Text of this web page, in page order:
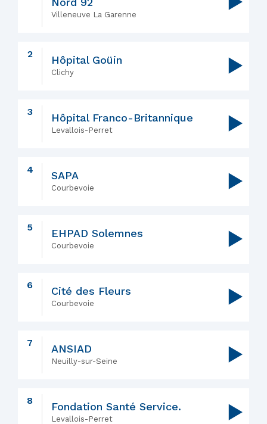
Villeneuve La Garenne
2 Hôpital Goüin
Clichy ▶
3 Hôpital Franco-Britannique
Levallois-Perret ▶
4 SAPA
Courbevoie ▶
5 EHPAD Solemnes
Courbevoie ▶
6 Cité des Fleurs
Courbevoie ▶
7 ANSIAD
Neuilly-sur-Seine ▶
8 Fondation Santé Service.
Levallois-Perret ▶